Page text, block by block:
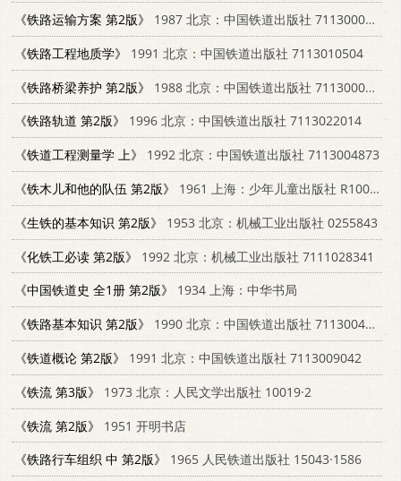
《铁路运输方案 第2版》
1987 北京：中国铁道出版社 7113000002
《铁路工程地质学》
1991 北京：中国铁道出版社 7113010504
《铁路桥梁养护 第2版》
1988 北京：中国铁道出版社 711300041X
《铁路轨道 第2版》
1996 北京：中国铁道出版社 7113022014
《铁道工程测量学 上》
1992 北京：中国铁道出版社 7113004873
《铁木儿和他的队伍 第2版》
1961 上海：少年儿童出版社 R10024·1849
《生铁的基本知识 第2版》
1953 北京：机械工业出版社 0255843
《化铁工必读 第2版》
1992 北京：机械工业出版社 7111028341
《中国铁道史 全1册 第2版》
1934 上海：中华书局
《铁路基本知识 第2版》
1990 北京：中国铁道出版社 7113004903
《铁道概论 第2版》
1991 北京：中国铁道出版社 7113009042
《铁流 第3版》
1973 北京：人民文学出版社 10019·2
《铁流 第2版》
1951 开明书店
《铁路行车组织 中 第2版》
1965 人民铁道出版社 15043·1586